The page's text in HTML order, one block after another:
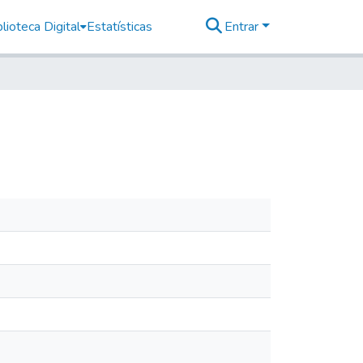
Digital Estatísticas Entrar